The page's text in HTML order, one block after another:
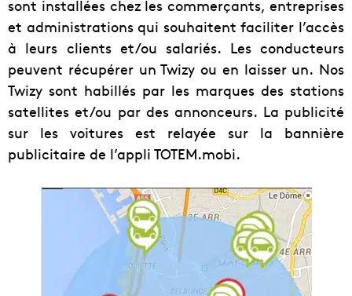
sont installées chez les commerçants, entreprises
et administrations qui souhaitent faciliter l’accès
à leurs clients et/ou salariés. Les conducteurs
peuvent récupérer un Twizy ou en laisser un. Nos
Twizy sont habillés par les marques des stations
satellites et/ou par des annonceurs. La publicité
sur les voitures est relayée sur la bannière
publicitaire de l’appli TOTEM.mobi.